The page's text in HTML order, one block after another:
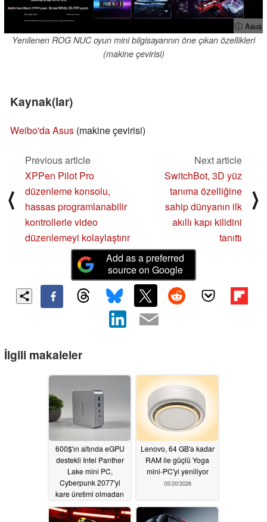
ⓘ Asus
Yenilenen ROG NUC oyun mini bilgisayarının öne çıkan özellikleri
(makine çevirisi)
Kaynak(lar)
Weibo'da Asus (makine çevirisi)
⟨
Previous article
XPPen Pilot Pro
düzenleme konsolu,
hassas programlanabilir
kontrollerle video
düzenlemeyi kolaylaştırır
Next article
SwitchBot, 3D yüz
tanıma özelliğine
sahip dünyanın ilk
akıllı kapı kilidini
tanıttı
⟩
Add as a preferred
source on Google
İlgili makaleler
600$'ın altında eGPU
destekli Intel Panther
Lake mini PC,
Cyberpunk 2077'yi
kare üretimi olmadan
50 FPS'ye kadar
çalıştırıyor05/20/2026
Lenovo, 64 GB'a kadar
RAM ile güçlü Yoga
mini-PC'yi yeniliyor
05/20/2026